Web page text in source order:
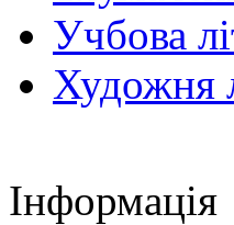
Учбова
Художня
Інформація